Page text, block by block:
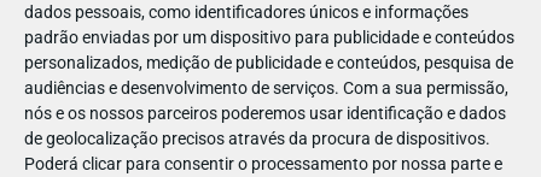
dados pessoais, como identificadores únicos e informações
padrão enviadas por um dispositivo para publicidade e conteúdos
personalizados, medição de publicidade e conteúdos, pesquisa de
audiências e desenvolvimento de serviços. Com a sua permissão,
nós e os nossos parceiros poderemos usar identificação e dados
de geolocalização precisos através da procura de dispositivos.
Poderá clicar para consentir o processamento por nossa parte e
08